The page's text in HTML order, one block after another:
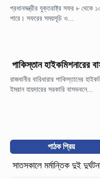
প্রধানমন্ত্রীর যুক্তরাষ্ট্র সফর ৮ থেকে
পারে। সফরের সময়সূচি ও...
পাকিস্তান হাইকমিশনারের
রাজধানীর বারিধারার পাকিস্তানের
ইমরান হায়দারের সরকারি বাসভবনে...
পাঠক প্রিয়
সাতসকালে মর্মান্তিক দুই